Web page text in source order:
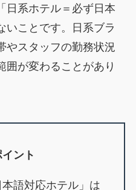
日系ホテル＝必ず日本
いことです。日系ブラ
やスタッフの勤務状況
囲が変わることがあり
ント
本語対応ホテル」は